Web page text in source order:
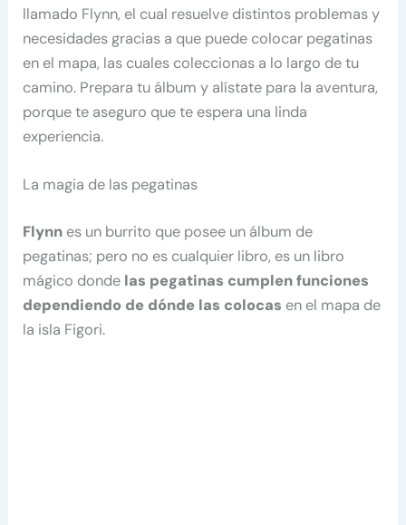
llamado Flynn, el cual resuelve distintos problemas y
necesidades gracias a que puede colocar pegatinas
en el mapa, las cuales coleccionas a lo largo de tu
camino. Prepara tu álbum y alístate para la aventura,
porque te aseguro que te espera una linda
experiencia.
La magia de las pegatinas
Flynn es un burrito que posee un álbum de
pegatinas; pero no es cualquier libro, es un libro
mágico donde las pegatinas cumplen funciones
dependiendo de dónde las colocas en el mapa de
la isla Figori.